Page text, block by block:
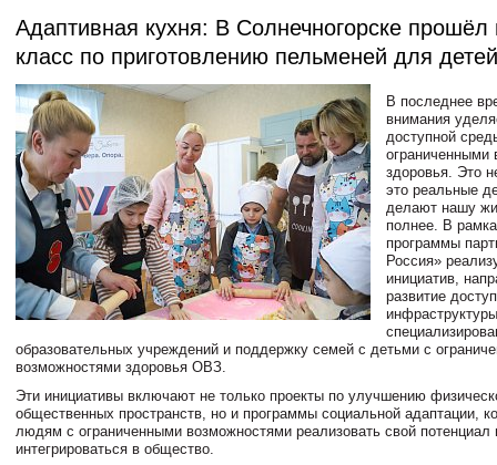
Адаптивная кухня: В Солнечногорске прошёл
класс по приготовлению пельменей для
В последнее
внимания
доступной
ограниченными
здоровья. Это
это реальные
делают нашу
полнее. В
программы
Россия»
инициатив,
развитие
образовательных учреждений и поддержку семей с детьми с
возможностями здоровья ОВЗ.
Эти инициативы включают не только проекты по улучшению
общественных пространств, но и программы социальной адаптации,
людям с ограниченными возможностями реализовать свой потенциал
интегрироваться в общество.